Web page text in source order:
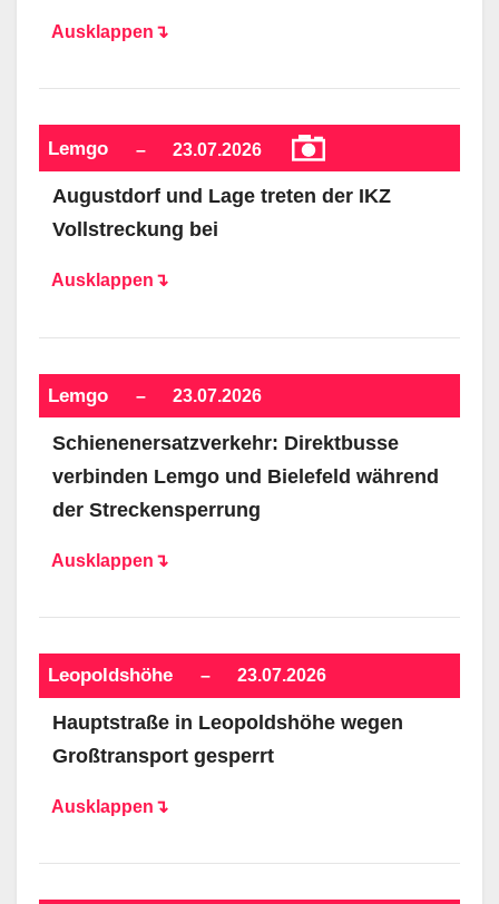
Ausklappen↴
Lemgo – 23.07.2026
Augustdorf und Lage treten der IKZ
Vollstreckung bei
Ausklappen↴
Lemgo – 23.07.2026
Schienenersatzverkehr: Direktbusse
verbinden Lemgo und Bielefeld während
der Streckensperrung
Ausklappen↴
Leopoldshöhe – 23.07.2026
Hauptstraße in Leopoldshöhe wegen
Großtransport gesperrt
Ausklappen↴